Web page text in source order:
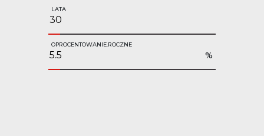
LATA
OPROCENTOWANIE.ROCZNE
%